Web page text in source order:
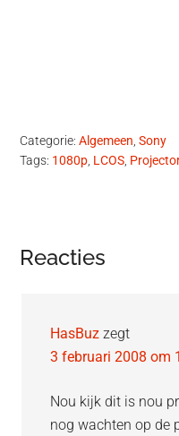
Categorie:Algemeen ,Sony
Tags: 1080p LCOS
Lees
Reacties
HasBuz zegt
3 februari 2008 om
Nou kijk dit is nou
nog wachten op de